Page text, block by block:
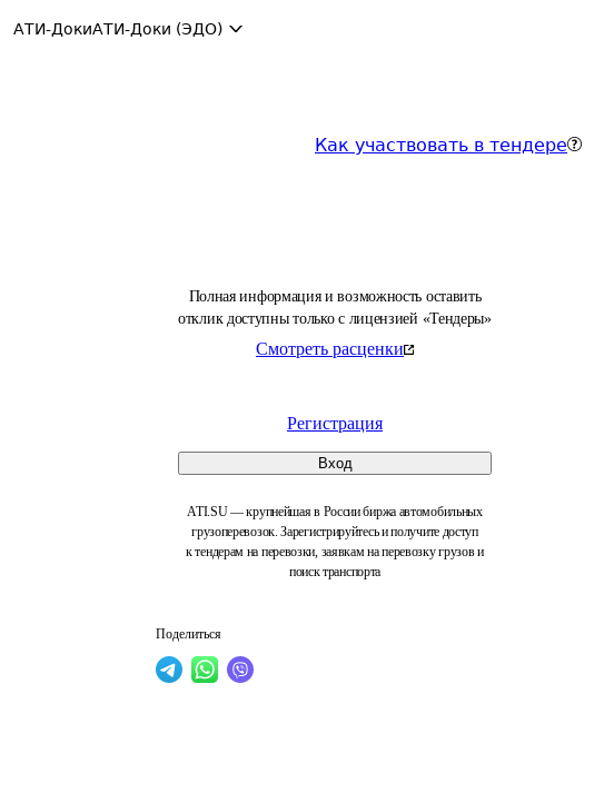
АТИ-ДокиАТИ-Доки (ЭДО)
Как участвовать в тендере
Полная информация и возможность оставить
отклик доступны только с лицензией «Тендеры»
Смотреть расценки
Регистрация
Вход
ATI.SU — крупнейшая в России биржа автомобильных
грузоперевозок. Зарегистрируйтесь и получите доступ
к тендерам на перевозки, заявкам на перевозку грузов и
поиск транспорта
Поделиться